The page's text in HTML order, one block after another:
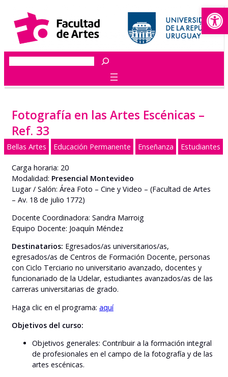
contenido
Buscar
Fotografía en las Artes Escénicas –
Ref. 33
Bellas Artes Educación Permanente Enseñanza Estudiantes
Carga horaria: 20
Modalidad: Presencial Montevideo
Lugar / Salón: Área Foto – Cine y Video – (Facultad de Artes
– Av. 18 de julio 1772)
Docente Coordinadora: Sandra Marroig
Equipo Docente: Joaquín Méndez
Destinatarios: Egresados/as universitarios/as,
egresados/as de Centros de Formación Docente, personas
con Ciclo Terciario no universitario avanzado, docentes y
funcionariado de la Udelar, estudiantes avanzados/as de las
carreras universitarias de grado.
Haga clic en el programa: aquí
Objetivos del curso:
Objetivos generales: Contribuir a la formación integral
de profesionales en el campo de la fotografía y de las
artes escénicas.